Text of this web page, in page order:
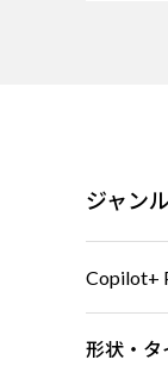
ジャン
Copilot+
形状・タ